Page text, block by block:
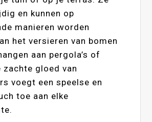
en kunnen op
manieren worden
het versieren van bomen
aan pergola’s of
zachte gloed van
voegt een speelse en
toe aan elke